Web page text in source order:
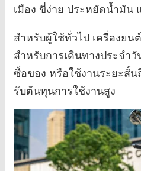
เมือง ขี่ง่าย ประหยัดน้ำมั
สำหรับผู้ใช้ทั่วไป เครื่องยน
สำหรับการเดินทางประจำ
ซื้อของ หรือใช้งานระยะสั้
รับต้นทุนการใช้งานสูง